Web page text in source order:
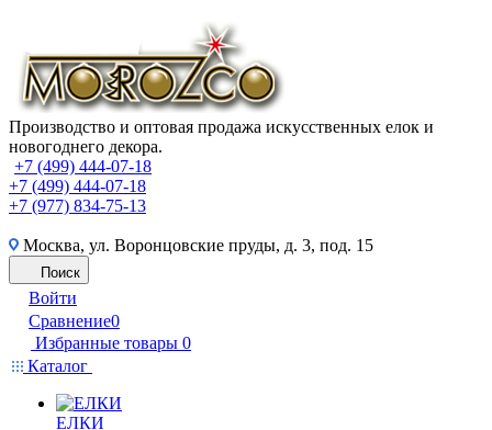
Производство и оптовая продажа искусственных елок и
новогоднего декора.
+7 (499) 444-07-18
+7 (499) 444-07-18
+7 (977) 834-75-13
Москва, ул. Воронцовские пруды, д. 3, под. 15
Поиск
Войти
Сравнение0
Избранные товары 0
Каталог
ЕЛКИ